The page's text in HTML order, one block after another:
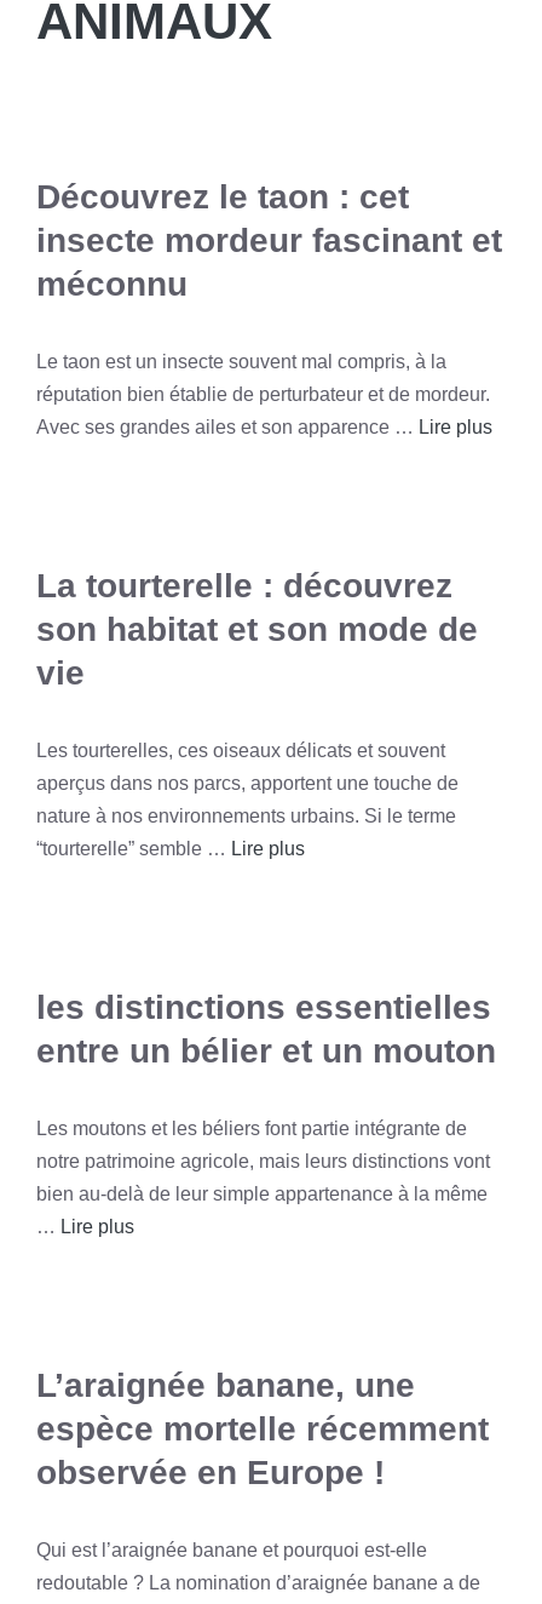
ANIMAUX
Découvrez le taon : cet
insecte mordeur fascinant et
méconnu
Le taon est un insecte souvent mal compris, à la
réputation bien établie de perturbateur et de mordeur.
Avec ses grandes ailes et son apparence … Lire plus
La tourterelle : découvrez
son habitat et son mode de
vie
Les tourterelles, ces oiseaux délicats et souvent
aperçus dans nos parcs, apportent une touche de
nature à nos environnements urbains. Si le terme
“tourterelle” semble … Lire plus
les distinctions essentielles
entre un bélier et un mouton
Les moutons et les béliers font partie intégrante de
notre patrimoine agricole, mais leurs distinctions vont
bien au-delà de leur simple appartenance à la même
… Lire plus
L’araignée banane, une
espèce mortelle récemment
observée en Europe !
Qui est l’araignée banane et pourquoi est-elle
redoutable ? La nomination d’araignée banane a de